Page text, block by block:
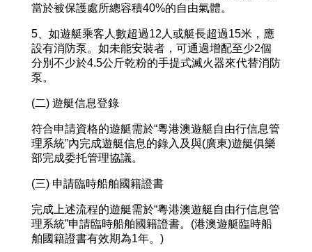
當於被保護處所總容積40%的自由氣體。
5、如遊艇乘客人數超過12人或艇長超過15米，應
設有消防泵。如未能安裝者，可通過增配至少2個
分別不少於4.5公斤乾粉的手提式滅火器來代替消防
泵。
(二) 遊艇信息登錄
符合申請資格的遊艇需於“粵港澳遊艇自由行信息管
理系統”內完成遊艇信息的錄入及與(廣東)遊艇俱樂
部完成委托管理協議。
(三) 申請臨時船舶國籍證書
完成上述流程的遊艇需於“粵港澳遊艇自由行信息管
理系統”申請臨時船舶國籍證書。(港澳遊艇臨時船
舶國籍證書有效期為1年。)